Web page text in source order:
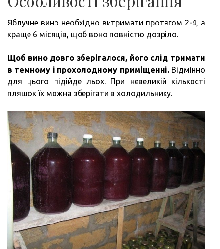
Яблучне вино необхідно витримати протягом 2-4, а
краще 6 місяців, щоб воно повністю дозріло.
Щоб вино довго зберігалося, його слід тримати
в темному і прохолодному приміщенні.Відмінно
для цього підійде льох. При невеликій кількості
пляшок їх можна зберігати в холодильнику.